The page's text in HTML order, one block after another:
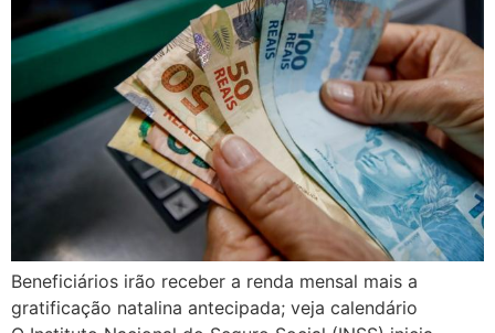
Beneficiários irão receber a renda mensal mais a
gratificação natalina antecipada; veja calendário